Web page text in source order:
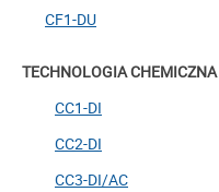
CF1-DU
TECHNOLOGIA
CC1-DI
CC2-DI
CC3-DI/AC